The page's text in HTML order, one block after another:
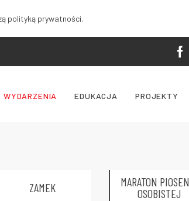
polityką prywatności.
WYDARZENIA EDUKACJA PROJEKTY
ZAMEK
MARATON
OSOBISTEJ